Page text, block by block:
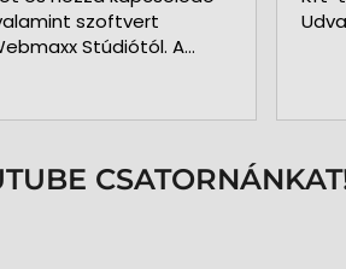
szoftvert
Stúdiótól. A
előtt segítettek
típus
Minden rendben és
be a nyomtatót
szoftvert. Pár